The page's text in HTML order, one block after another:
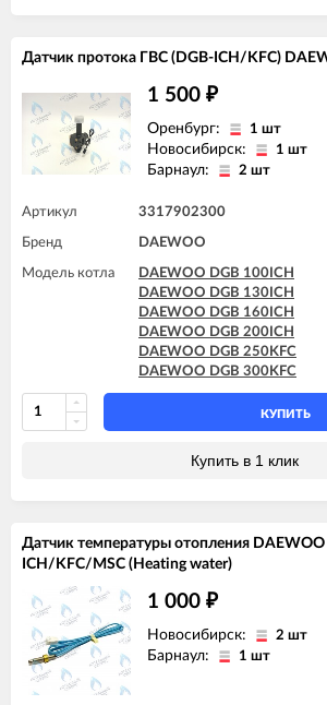
DAEWOO DGB 250MES
DAEWOO DGB 250MSC
DAEWOO DGB 300KFC
DAEWOO DGB 300MES
DAEWOO DGB 300MSC
DAEWOO DGB 350MES
Датчик протока ГВС (DGB-ICH/KFC)
1 500 ₽
Оренбург: 1 шт
Новосибирск: 1 шт
Барнаул: 2 шт
Артикул 3317902300
Бренд DAEWOO
Модель котла
DAEWOO DGB 100ICH
DAEWOO DGB 130ICH
DAEWOO DGB 160ICH
DAEWOO DGB 200ICH
DAEWOO DGB 250KFC
DAEWOO DGB 300KFC
КУПИТЬ
Купить в 1 клик
Датчик температуры отопления
ICH/KFC/MSC (Heating water)
1 000 ₽
Новосибирск: 2 шт
Барнаул: 1 шт